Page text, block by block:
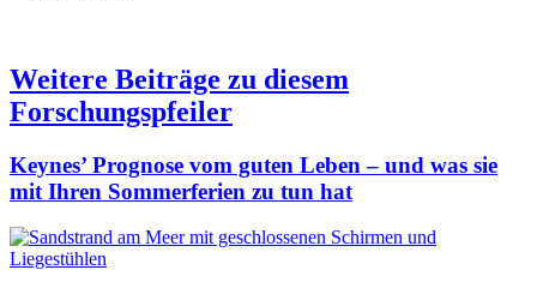
Weitere Beiträge zu diesem
Forschungspfeiler
Keynes’ Prognose vom guten Leben – und was sie
mit Ihren Sommerferien zu tun hat